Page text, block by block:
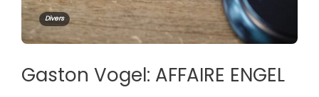
Divers
Gaston Vogel: AFFAIRE ENGEL